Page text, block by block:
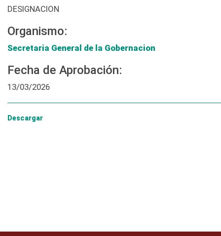
DESIGNACION
Organismo:
Secretaria General de la Gobernacion
Fecha de Aprobación:
13/03/2026
Descargar